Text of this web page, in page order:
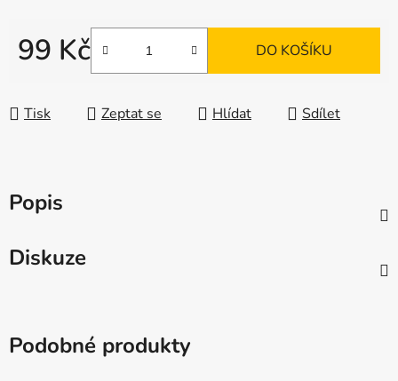
99 Kč
Měrná cena:
DO KOŠÍKU
Tisk Zeptat se Hlídat Sdílet
Popis
Diskuze
Podobné produkty